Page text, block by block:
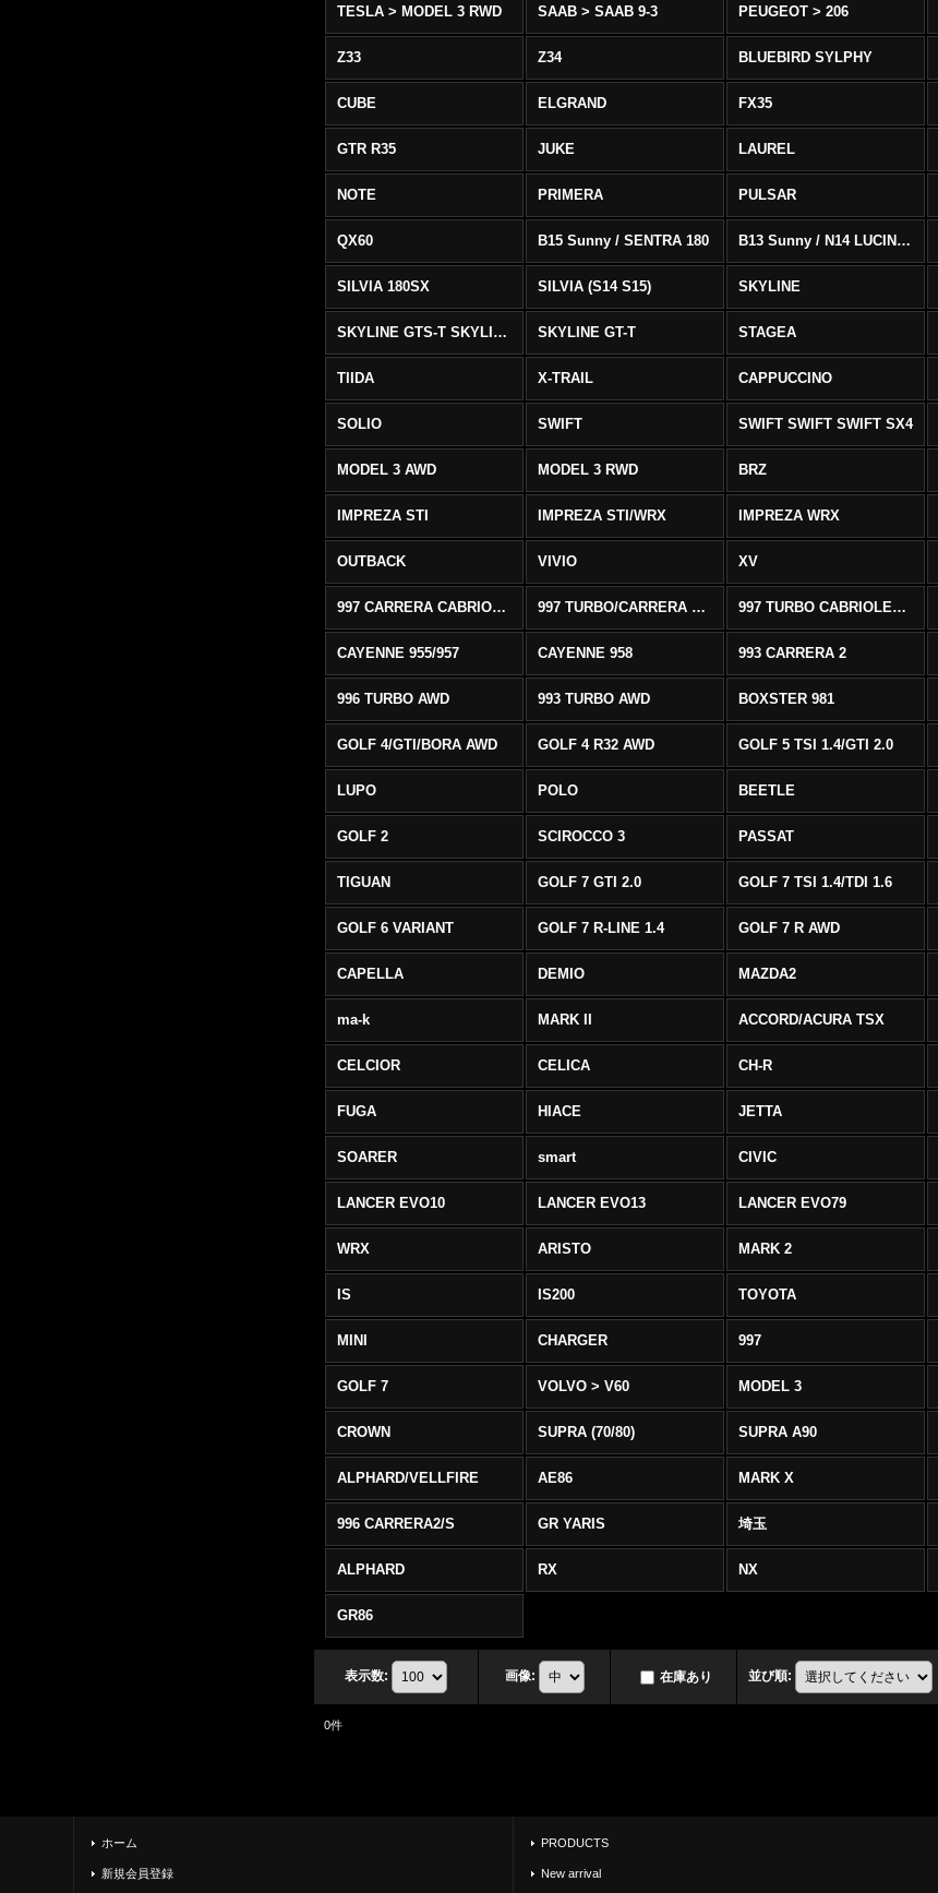
TESLA > MODEL 3 RWD SAAB > SAAB 9-3 PEUGEOT > 206
Z33 Z34 BLUEBIRD SYLPHY
CUBE ELGRAND FX35
GTR R35 JUKE LAUREL
NOTE PRIMERA PULSAR
QX60 B15 Sunny / SENTRA 180 B13 Sunny / N14 LUCINO / SENTRA 331
SILVIA 180SX SILVIA (S14 S15) SKYLINE
SKYLINE GTS-T SKYLINE GTS-T SKYLINE GT-T STAGEA
TIIDA X-TRAIL CAPPUCCINO
SOLIO SWIFT SWIFT SWIFT SWIFT SX4
MODEL 3 AWD MODEL 3 RWD BRZ
IMPREZA STI IMPREZA STI/WRX IMPREZA WRX
OUTBACK VIVIO XV
997 CARRERA CABRIOLET 2/S 997 TURBO/CARRERA 4/4S AWD 997 TURBO CABRIOLET AWD
CAYENNE 955/957 CAYENNE 958 993 CARRERA 2
996 TURBO AWD 993 TURBO AWD BOXSTER 981
GOLF 4/GTI/BORA AWD GOLF 4 R32 AWD GOLF 5 TSI 1.4/GTI 2.0
LUPO POLO BEETLE
GOLF 2 SCIROCCO 3 PASSAT
TIGUAN GOLF 7 GTI 2.0 GOLF 7 TSI 1.4/TDI 1.6
GOLF 6 VARIANT GOLF 7 R-LINE 1.4 GOLF 7 R AWD
CAPELLA DEMIO MAZDA2
ma-k MARK II ACCORD/ACURA TSX
CELCIOR CELICA CH-R
FUGA HIACE JETTA
SOARER smart CIVIC
LANCER EVO10 LANCER EVO13 LANCER EVO79
WRX ARISTO MARK 2
IS IS200 TOYOTA
MINI CHARGER 997
GOLF 7 VOLVO > V60 MODEL 3
CROWN SUPRA (70/80) SUPRA A90
ALPHARD/VELLFIRE AE86 MARK X
996 CARRERA2/S GR YARIS 埼玉
ALPHARD RX NX
GR86
表示数: 画像: 在庫あり 並び順:
0件
ホーム
新規会員登録
PRODUCTS
New arrival